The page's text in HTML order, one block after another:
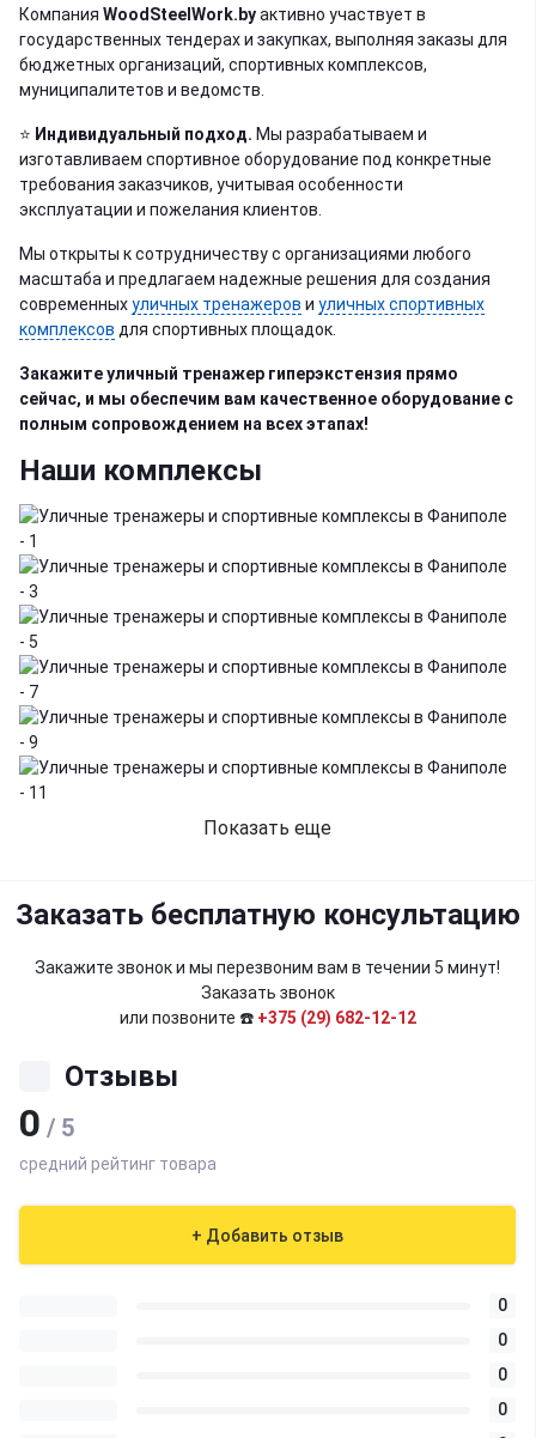
Компания WoodSteelWork.byактивно участвует в
государственных тендерах и закупках, выполняя заказы для
бюджетных организаций, спортивных комплексов,
муниципалитетов и ведомств.
⭐️ Индивидуальный подход. Мы разрабатываем и
изготавливаем спортивное оборудование под конкретные
требования заказчиков, учитывая особенности
эксплуатации и пожелания клиентов.
Мы открыты к сотрудничеству с организациями любого
масштаба и предлагаем надежные решения для создания
современныхуличных тренажеров и уличных спортивных
комплексов для спортивных площадок.
Закажите уличный тренажер гиперэкстензия прямо
сейчас, и мы обеспечим вам качественное оборудование с
полным сопровождением на всех этапах!
Наши комплексы
Показать еще
Заказать бесплатную консультацию
Закажите звонок и мы перезвоним вам в течении 5 минут!
Заказать звонок
или позвоните ☎️ +375 (29) 682-12-12
Отзывы
0 / 5
средний рейтинг товара
+ Добавить отзыв
0
0
0
0